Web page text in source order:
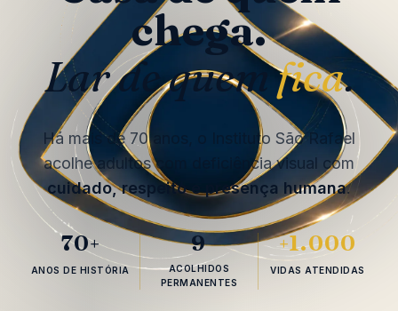
chega.
Lar de quemfica.
Há mais de 70 anos, o Instituto São Rafael
acolhe adultos com deficiência visual com
cuidado, respeito e presença humana.
70+
ANOS DE HISTÓRIA
9
ACOLHIDOS
PERMANENTES
+1.000
VIDAS ATENDIDAS